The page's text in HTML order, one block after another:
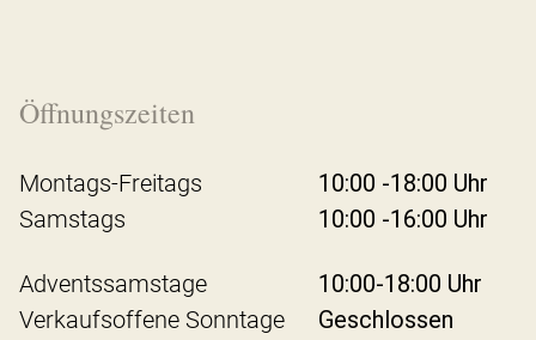
Öffnungszeiten
Montags-Freitags
10:00 -18:00 Uhr
Samstags
10:00 -16:00 Uhr
Adventssamstage
10:00-18:00 Uhr
Verkaufsoffene Sonntage
Geschlossen